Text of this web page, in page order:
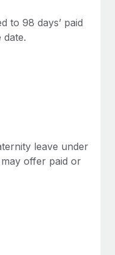
to 98 days’ paid
date.
leave under
offer paid or